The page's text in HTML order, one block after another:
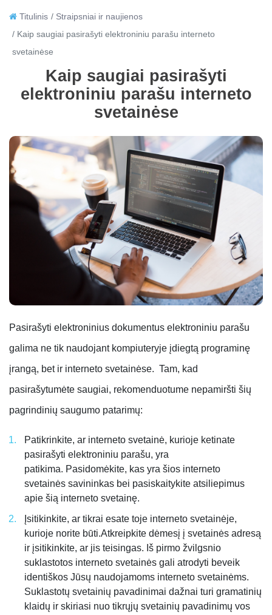
Titulinis
Straipsniai ir naujienos
Kaip saugiai pasirašyti elektroniniu parašu interneto
svetainėse
Kaip saugiai pasirašyti
elektroniniu parašu interneto
svetainėse
Pasirašyti elektroninius dokumentus elektroniniu parašu
galima ne tik naudojant kompiuteryje įdiegtą programinę
įrangą, bet ir interneto svetainėse. Tam, kad
pasirašytumėte saugiai, rekomenduotume nepamiršti šių
pagrindinių saugumo patarimų:
Patikrinkite, ar interneto svetainė, kurioje ketinate
pasirašyti elektroniniu parašu, yra
patikima. Pasidomėkite, kas yra šios interneto
svetainės savininkas bei pasiskaitykite atsiliepimus
apie šią interneto svetainę.
Įsitikinkite, ar tikrai esate toje interneto svetainėje,
kurioje norite būti.Atkreipkite dėmesį į svetainės adresą
ir įsitikinkite, ar jis teisingas. Iš pirmo žvilgsnio
suklastotos interneto svetainės gali atrodyti beveik
identiškos Jūsų naudojamoms interneto svetainėms.
Suklastotų svetainių pavadinimai dažnai turi gramatinių
klaidų ir skiriasi nuo tikrųjų svetainių pavadinimų vos